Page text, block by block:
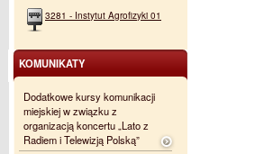
3281 - Instytut Agrofizyki 01
KOMUNIKATY
Dodatkowe kursy komunikacji
miejskiej w związku z
organizacją koncertu „Lato z
Radiem i Telewizją Polską”